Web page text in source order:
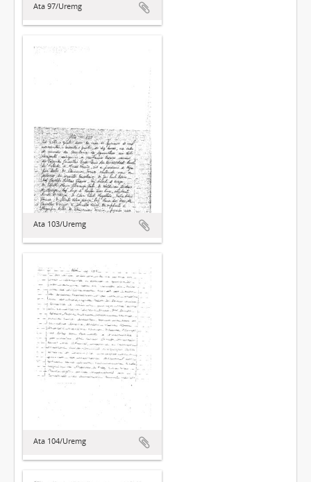
Ata 97/Uremg
Ata 103/Uremg
Ata 104/Uremg